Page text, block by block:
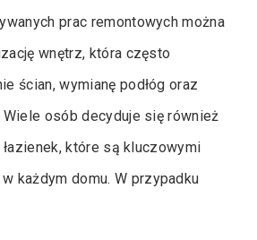
prac remontowych można
wnętrz, która często
ścian, wymianę podłóg oraz
osób decyduje się również
które są kluczowymi
każdym domu. W przypadku